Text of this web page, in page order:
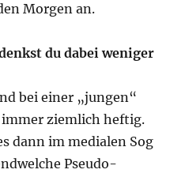
Morgen an.
du dabei weniger
bei einer „jungen“
ziemlich heftig.
dann im medialen Sog
Pseudo-